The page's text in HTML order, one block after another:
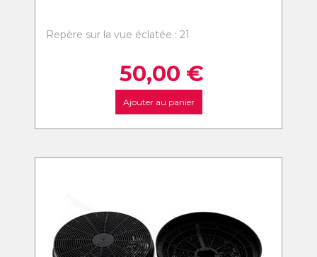
Repère sur la vue éclatée : 21
50,00 €
Ajouter au panier